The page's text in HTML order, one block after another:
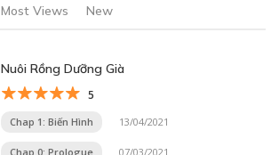
Most Views New
Nuôi Rồng Dưỡng Già
5
Chap 1: Biến Hình 13/04/2021
Chap 0: Prologue 07/03/2021